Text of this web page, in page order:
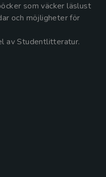
som väcker läslust
och möjligheter för
av Studentlitteratur.